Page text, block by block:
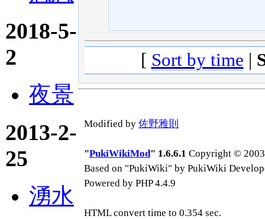
2018-5-
2
夜景
2013-2-
25
湧水
[ Sort by time
Modified by 佐野雅則
"PukiWikiMod" 1.6.6.1 Copyright ©
Based on "PukiWiki" by PukiWiki
Powered by PHP 4.4.9
HTML convert time to 0.354 sec.